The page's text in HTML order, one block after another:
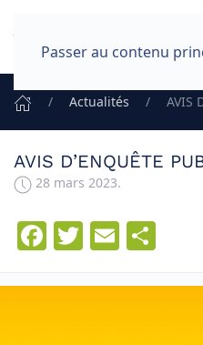
to
ContentPasser au contenu
Actualités AVIS
AVIS D’ENQUÊTE
28 mars 2023.
Facebook
Twitter
Email